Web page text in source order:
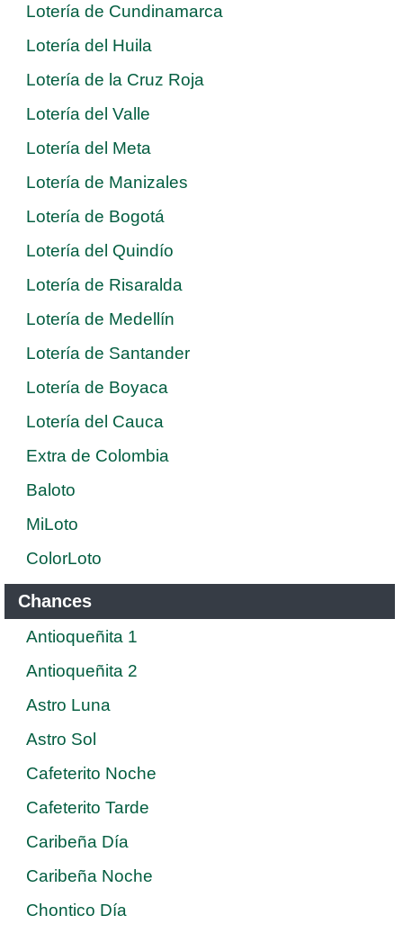
Lotería de Cundinamarca
Lotería del Huila
Lotería de la Cruz Roja
Lotería del Valle
Lotería del Meta
Lotería de Manizales
Lotería de Bogotá
Lotería del Quindío
Lotería de Risaralda
Lotería de Medellín
Lotería de Santander
Lotería de Boyaca
Lotería del Cauca
Extra de Colombia
Baloto
MiLoto
ColorLoto
Chances
Antioqueñita 1
Antioqueñita 2
Astro Luna
Astro Sol
Cafeterito Noche
Cafeterito Tarde
Caribeña Día
Caribeña Noche
Chontico Día